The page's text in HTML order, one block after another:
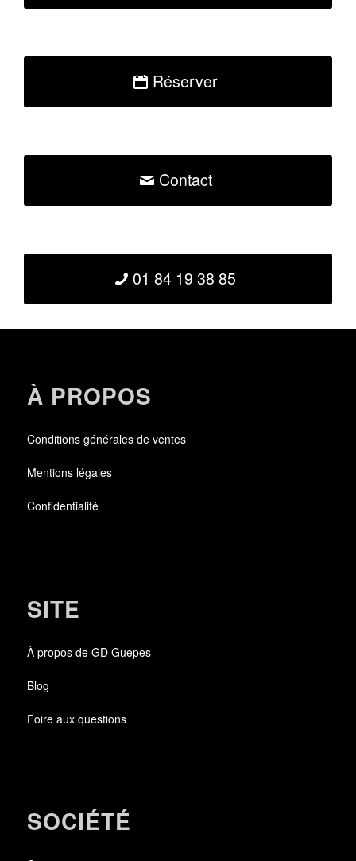
Réserver
Contact
01 84 19 38 85
À PROPOS
Conditions générales de ventes
Mentions légales
Confidentialité
SITE
À propos de GD Guepes
Blog
Foire aux questions
SOCIÉTÉ